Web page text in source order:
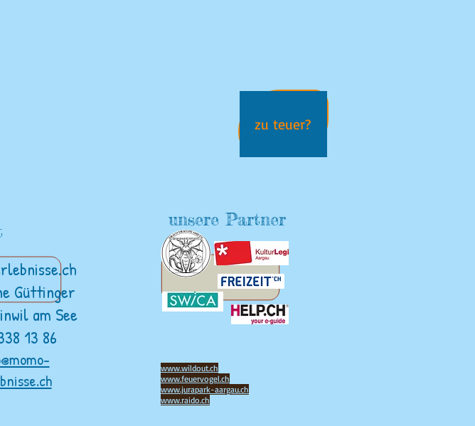
zu teuer?
Güttinger
am See
13 86
www.wildout.ch
www.feuervogel.ch
www.jurapark-aargau.ch
www.raido.ch
unsere Partner